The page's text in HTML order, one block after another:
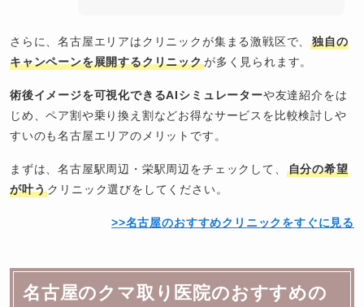
さらに、名古屋エリアはクリニックが集まる激戦区で、独自の
キャンペーンを展開するクリニックが多く見られます。
術後イメージを可視化できるAIシミュレーターや友達紹介をは
じめ、ペア割や乗り換え割などお得なサービスを比較検討しや
すいのも名古屋エリアのメリットです。
まずは、名古屋駅周辺・栄駅周辺をチェックして、
自分の希望
が叶うクリニック選びをしてください。
>>名古屋のおすすめクリニックをすぐに見る
名古屋のクマ取り医院のおすすめの